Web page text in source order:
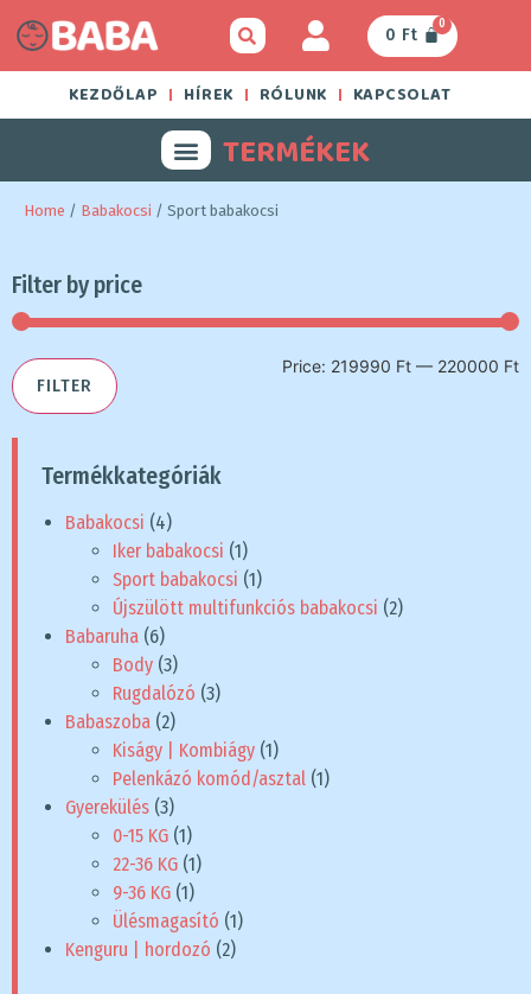
0 Ft
0
KEZDŐLAP HÍREK RÓLUNK KAPCSOLAT
TERMÉKEK
Home / Babakocsi / Sport babakocsi
Filter by price
FILTER
Price: 219990 Ft — 220000 Ft
Termékkategóriák
Babakocsi (4)
Iker babakocsi (1)
Sport babakocsi (1)
Újszülött multifunkciós babakocsi (2)
Babaruha (6)
Body (3)
Rugdalózó (3)
Babaszoba (2)
Kiságy | Kombiágy (1)
Pelenkázó komód/asztal (1)
Gyerekülés (3)
0-15 KG (1)
22-36 KG (1)
9-36 KG (1)
Ülésmagasító (1)
Kenguru | hordozó (2)